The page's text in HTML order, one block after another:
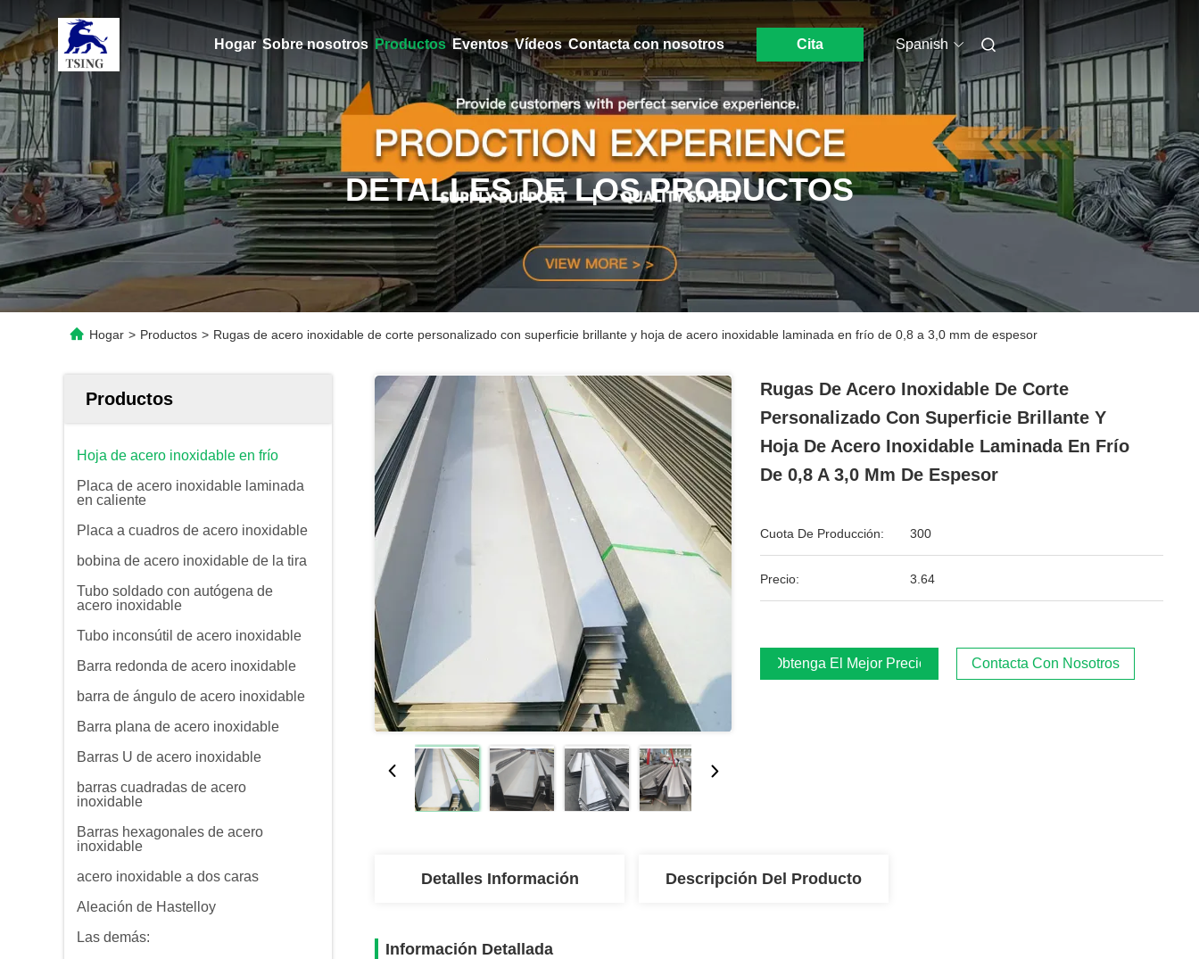
Hogar Sobre nosotros Productos Eventos Vídeos Contacta con nosotros Cita Spanish
DETALLES DE LOS PRODUCTOS
Hogar > Productos > Rugas de acero inoxidable de corte personalizado con superficie brillante y hoja de acero inoxidable laminada en frío de 0,8 a 3,0 mm de espesor
Productos
Hoja de acero inoxidable en frío
Placa de acero inoxidable laminada
en caliente
Placa a cuadros de acero inoxidable
bobina de acero inoxidable de la tira
Tubo soldado con autógena de
acero inoxidable
Tubo inconsútil de acero inoxidable
Barra redonda de acero inoxidable
barra de ángulo de acero inoxidable
Barra plana de acero inoxidable
Barras U de acero inoxidable
barras cuadradas de acero
inoxidable
Barras hexagonales de acero
inoxidable
acero inoxidable a dos caras
Aleación de Hastelloy
Las demás:
Rugas De Acero Inoxidable De Corte
Personalizado Con Superficie Brillante Y
Hoja De Acero Inoxidable Laminada En Frío
De 0,8 A 3,0 Mm De Espesor
Cuota De Producción: 300
Precio: 3.64
Obtenga El Mejor Precio Contacta Con Nosotros
Detalles Información Descripción Del Producto
Información Detallada